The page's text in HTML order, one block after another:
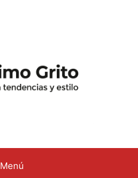
Menú